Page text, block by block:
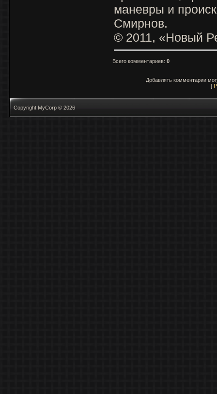
маневры и
Смирнов.
© 2011, «Новый
Всего комментариев: 0
Добавлять комментарии
[
Copyright MyCorp © 2026